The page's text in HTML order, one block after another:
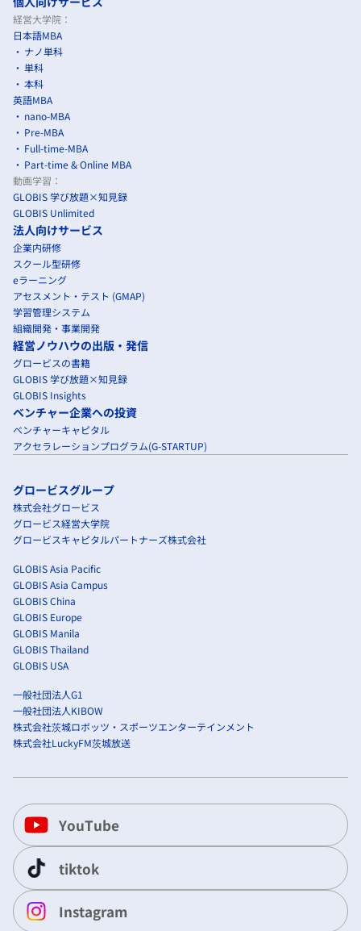
経営大学院：
日本語MBA
ナノ単科
単科
本科
英語MBA
nano-MBA
Pre-MBA
Full-time-MBA
Part-time & Online MBA
動画学習：
GLOBIS 学び放題×知見録
GLOBIS Unlimited
法人向けサービス
企業内研修
スクール型研修
eラーニング
アセスメント・テスト (GMAP)
学習管理システム
組織開発・事業開発
経営ノウハウの出版・発信
グロービスの書籍
GLOBIS 学び放題×知見録
GLOBIS Insights
ベンチャー企業への投資
ベンチャーキャピタル
アクセラレーションプログラム(G-STARTUP)
グロービスグループ
株式会社グロービス
グロービス経営大学院
グロービスキャピタルパートナーズ株式会社
GLOBIS Asia Pacific
GLOBIS Asia Campus
GLOBIS China
GLOBIS Europe
GLOBIS Manila
GLOBIS Thailand
GLOBIS USA
一般社団法人G1
一般社団法人KIBOW
株式会社茨城ロボッツ・スポーツエンターテインメント
株式会社LuckyFM茨城放送
YouTube
tiktok
Instagram